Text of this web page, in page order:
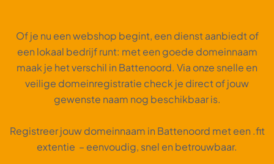
Of je nu een webshop begint, een dienst aanbiedt of
een lokaal bedrijf runt: met een goede domeinnaam
maak je het verschil in Battenoord. Via onze snelle en
veilige domeinregistratie check je direct of jouw
gewenste naam nog beschikbaar is.
Registreer jouw domeinnaam in Battenoord met een .fit
extentie – eenvoudig, snel en betrouwbaar.